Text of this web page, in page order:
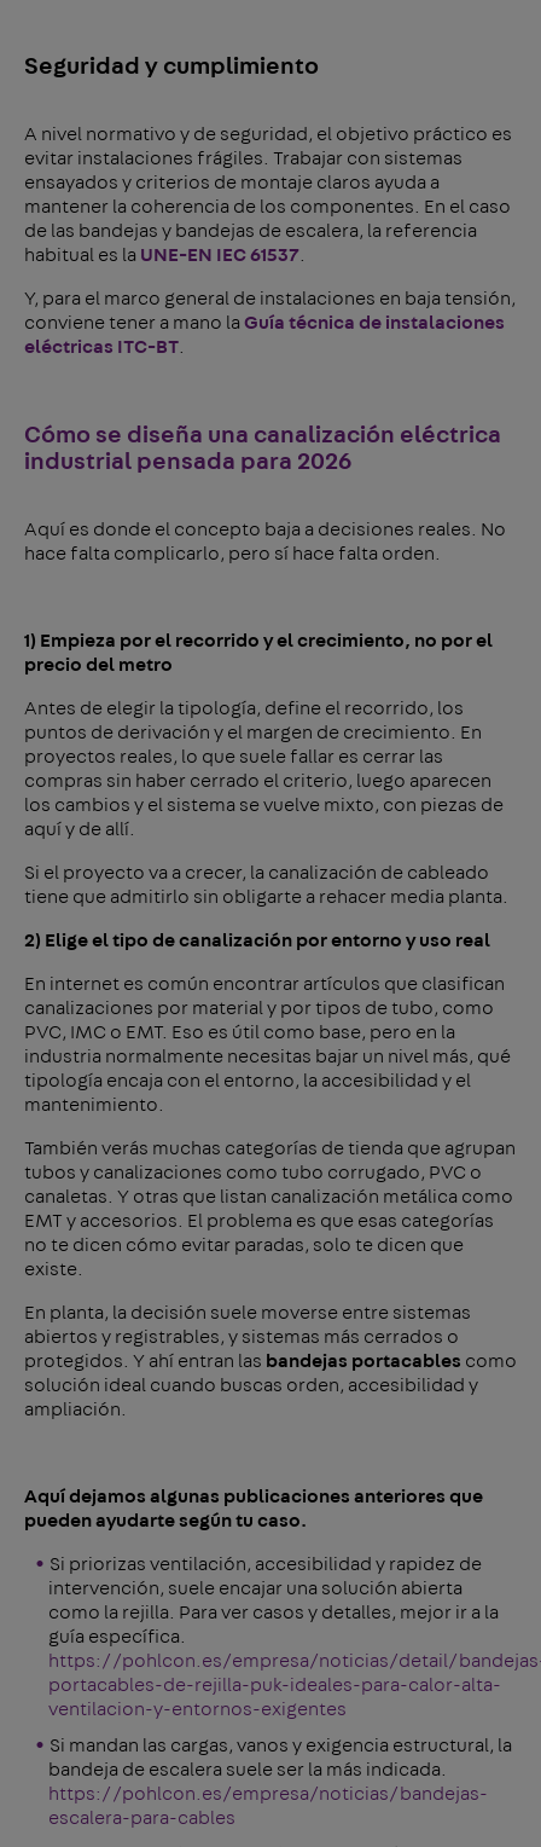
Seguridad y cumplimiento
A nivel normativo y de seguridad, el objetivo práctico es
evitar instalaciones frágiles. Trabajar con sistemas
ensayados y criterios de montaje claros ayuda a
mantener la coherencia de los componentes. En el caso
de las bandejas y bandejas de escalera, la referencia
habitual es la UNE-EN IEC 61537
Y, para el marco general de instalaciones en baja tensión,
conviene tener a mano la Guía técnica de instalaciones
eléctricas ITC-BT
Cómo se diseña una canalización eléctrica
industrial pensada para 2026
Aquí es donde el concepto baja a decisiones reales. No
hace falta complicarlo, pero sí hace falta orden.
1) Empieza por el recorrido y el crecimiento, no por el
precio del metro
Antes de elegir la tipología, define el recorrido, los
puntos de derivación y el margen de crecimiento. En
proyectos reales, lo que suele fallar es cerrar las
compras sin haber cerrado el criterio, luego aparecen
los cambios y el sistema se vuelve mixto, con piezas de
aquí y de allí.
Si el proyecto va a crecer, la canalización de cableado
tiene que admitirlo sin obligarte a rehacer media planta.
2) Elige el tipo de canalización por entorno y uso real
En internet es común encontrar artículos que clasifican
canalizaciones por material y por tipos de tubo, como
PVC, IMC o EMT. Eso es útil como base, pero en la
industria normalmente necesitas bajar un nivel más, qué
tipología encaja con el entorno, la accesibilidad y el
mantenimiento.
También verás muchas categorías de tienda que agrupan
tubos y canalizaciones como tubo corrugado, PVC o
canaletas. Y otras que listan canalización metálica como
EMT y accesorios. El problema es que esas categorías
no te dicen cómo evitar paradas, solo te dicen que
existe.
En planta, la decisión suele moverse entre sistemas
abiertos y registrables, y sistemas más cerrados o
protegidos. Y ahí entran las bandejas portacables como
solución ideal cuando buscas orden, accesibilidad y
ampliación.
Aquí dejamos algunas publicaciones anteriores que
pueden ayudarte según tu caso.
Si priorizas ventilación, accesibilidad y rapidez de
intervención, suele encajar una solución abierta
como la rejilla. Para ver casos y detalles, mejor ir a la
guía específica.
https://pohlcon.es/empresa/noticias/detail/
portacables-de-rejilla-puk-ideales-para-calor-alta-
ventilacion-y-entornos-exigentes
Si mandan las cargas, vanos y exigencia estructural, la
bandeja de escalera suele ser la más indicada.
https://pohlcon.es/empresa/noticias/bandejas-
escalera-para-cables